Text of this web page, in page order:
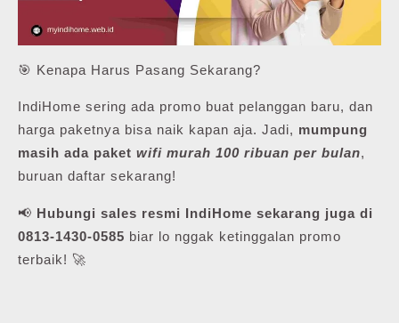
🎯 Kenapa Harus Pasang Sekarang?
IndiHome sering ada promo buat pelanggan baru, dan
harga paketnya bisa naik kapan aja. Jadi, mumpung
masih ada paket wifi murah 100 ribuan per bulan,
buruan daftar sekarang!
📢 Hubungi sales resmi IndiHome sekarang juga di
0813-1430-0585 biar lo nggak ketinggalan promo
terbaik! 🚀